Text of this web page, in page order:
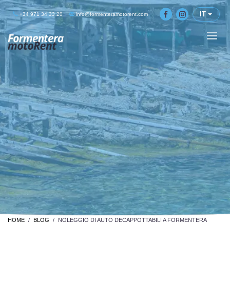
+34 971 34 33 20 info@formenteramotorent.com IT
HOME BLOG NOLEGGIO DI AUTO DECAPPOTTABILI A FORMENTERA